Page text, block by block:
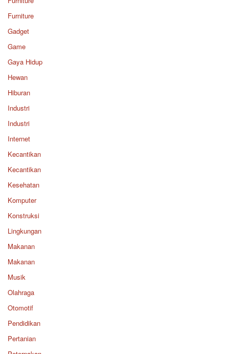
Furniture
Gadget
Game
Gaya Hidup
Hewan
Hiburan
Industri
Industri
Internet
Kecantikan
Kecantikan
Kesehatan
Komputer
Konstruksi
Lingkungan
Makanan
Makanan
Musik
Olahraga
Otomotif
Pendidikan
Pertanian